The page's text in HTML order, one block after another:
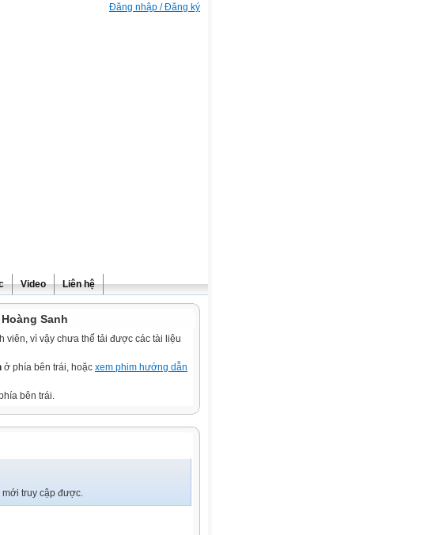
Đăng nhập / Đăng ký
Video Liên hệ
Sanh
viên, vì vậy chưa thể tải được các tài liệu
ở phía bên trái, hoặc xem phim hướng dẫn
bên trái.
truy cập được.